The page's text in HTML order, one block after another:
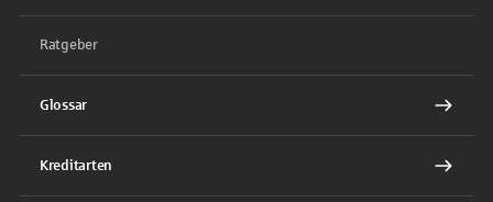
Ratgeber
Glossar
Kreditarten